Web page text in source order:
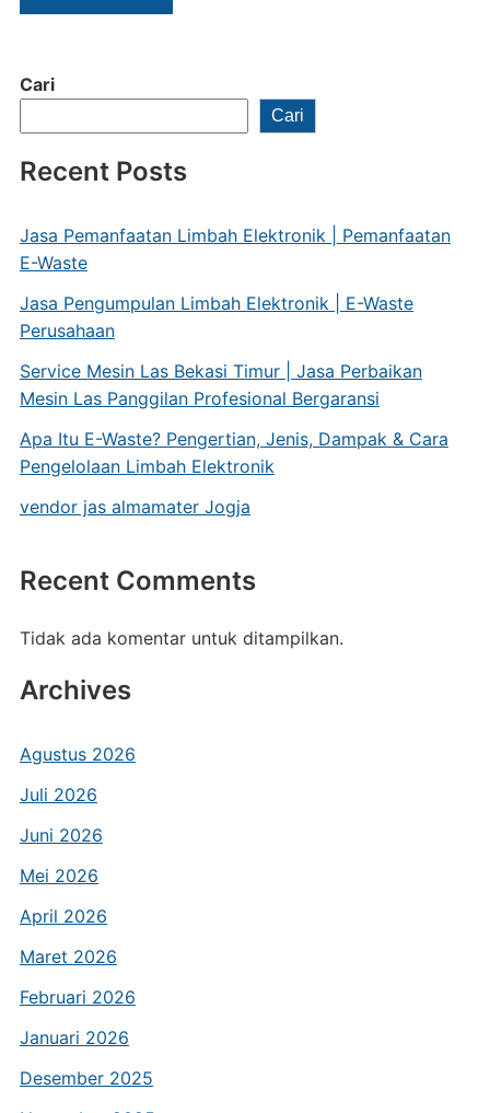
Cari
Cari
Recent Posts
Jasa Pemanfaatan Limbah Elektronik | Pemanfaatan
E-Waste
Jasa Pengumpulan Limbah Elektronik | E-Waste
Perusahaan
Service Mesin Las Bekasi Timur | Jasa Perbaikan
Mesin Las Panggilan Profesional Bergaransi
Apa Itu E-Waste? Pengertian, Jenis, Dampak & Cara
Pengelolaan Limbah Elektronik
vendor jas almamater Jogja
Recent Comments
Tidak ada komentar untuk ditampilkan.
Archives
Agustus 2026
Juli 2026
Juni 2026
Mei 2026
April 2026
Maret 2026
Februari 2026
Januari 2026
Desember 2025